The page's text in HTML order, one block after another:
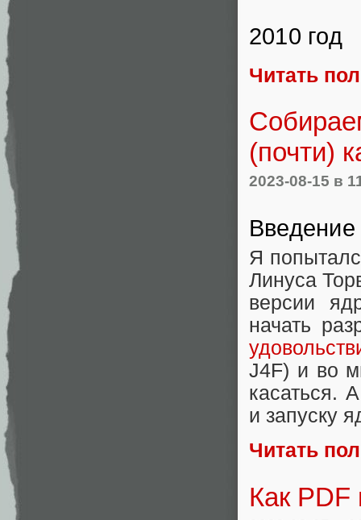
2010 год
Читать
(почти)
2023-08-15 в
Введение
Я
Линуса
версии
начать
J4F) и во
касаться.
и запуску
Читать
Как